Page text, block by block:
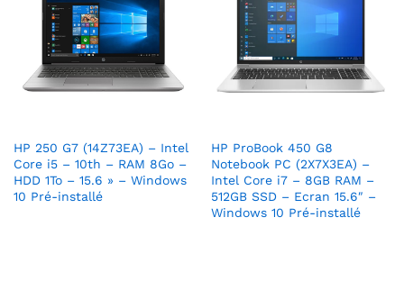
HP 250 G7 (14Z73EA) – Intel
Core i5 – 10th – RAM 8Go –
HDD 1To – 15.6 » – Windows
10 Pré-installé
HP ProBook 450 G8
Notebook PC (2X7X3EA) –
Intel Core i7 – 8GB RAM –
512GB SSD – Ecran 15.6″ –
Windows 10 Pré-installé